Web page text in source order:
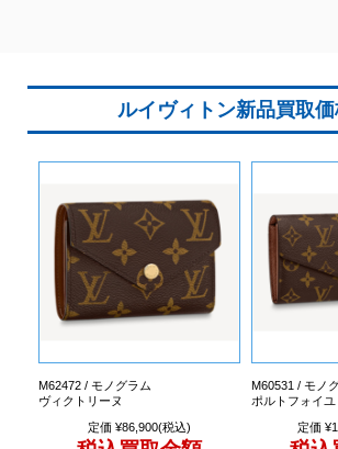
ルイヴィトン新品買取
M62472 / モノグラム
ヴィクトリーヌ
定価 ¥86,900(税込)
M60531 / モノ
ポルトフォイユ
定価